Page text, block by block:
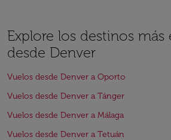
Explore los destinos más
desde Denver
Vuelos desde Denver a Oporto
Vuelos desde Denver a Tánger
Vuelos desde Denver a Málaga
Vuelos desde Denver a Tetuán